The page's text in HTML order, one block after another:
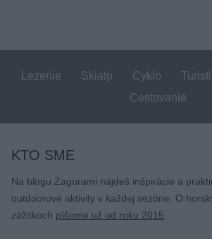
Lezenie Skialp Cyklo
Cestovanie
KTO SME
Na blogu Zagurami nájdeš inšpirácie a
outdoorové aktivity v každej sezóne. O
zážitkoch píšeme už od roku 2015